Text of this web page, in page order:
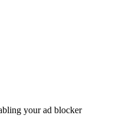
your ad blocker